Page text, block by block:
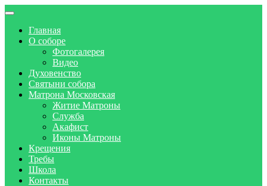
Главная
О соборе
Фотогалерея
Видео
Духовенство
Святыни собора
Матрона Московская
Житие Матроны
Служба
Акафист
Иконы Матроны
Крещения
Требы
Школа
Контакты